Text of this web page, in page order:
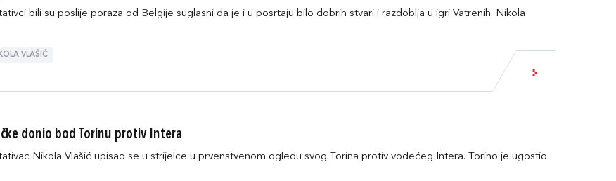
bili su poslije poraza od Belgije suglasni da je i u posrtaju bilo dobrih stvari i razdoblja u igri Vatrenih. Nikola
VLAŠIĆ
donio bod Torinu protiv Intera
Nikola Vlašić upisao se u strijelce u prvenstvenom ogledu svog Torina protiv vodećeg Intera. Torino je ugostio